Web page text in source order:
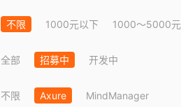
不限 1000元以下 1000～5000元
全部 招募中 开发中
不限 Axure MindManager